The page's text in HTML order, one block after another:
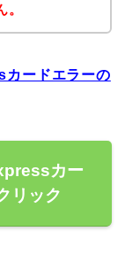
ードエラーの
カー
リック